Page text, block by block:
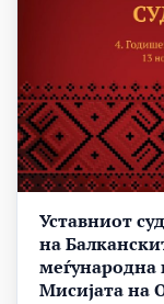
Уставниот
на
Мисијата на